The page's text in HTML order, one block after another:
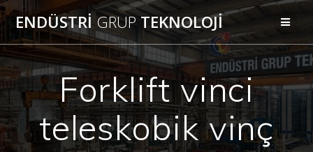
Skip
to
content
ENDÜSTRİGRUP TEKNOLOJİ
Forklift vinci
teleskobik vinç